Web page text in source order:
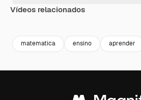
Vídeos relacionados
matematica ensino aprender